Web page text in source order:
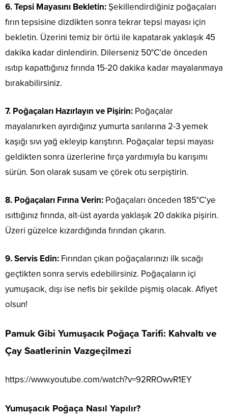
6. Tepsi Mayasını Bekletin:Şekillendirdiğiniz poğaçaları
fırın tepsisine dizdikten sonra tekrar tepsi mayası için
bekletin. Üzerini temiz bir örtü ile kapatarak yaklaşık 45
dakika kadar dinlendirin. Dilerseniz 50°C’de önceden
ısıtıp kapattığınız fırında 15-20 dakika kadar mayalanmaya
bırakabilirsiniz.
7. Poğaçaları Hazırlayın ve Pişirin: Poğaçalar
mayalanırken ayırdığınız yumurta sarılarına 2-3 yemek
kaşığı sıvı yağ ekleyip karıştırın. Poğaçalar tepsi mayası
geldikten sonra üzerlerine fırça yardımıyla bu karışımı
sürün. Son olarak susam ve çörek otu serpiştirin.
8. Poğaçaları Fırına Verin: Poğaçaları önceden 185°C’ye
ısıttığınız fırında, alt-üst ayarda yaklaşık 20 dakika pişirin.
Üzeri güzelce kızardığında fırından çıkarın.
9. Servis Edin: Fırından çıkan poğaçalarınızı ilk sıcağı
geçtikten sonra servis edebilirsiniz. Poğaçaların içi
yumuşacık, dışı ise nefis bir şekilde pişmiş olacak. Afiyet
olsun!
Pamuk Gibi Yumuşacık Poğaça Tarifi: Kahvaltı ve
Çay Saatlerinin Vazgeçilmezi
https://www.youtube.com/watch?v=92RROwvR1EY
Yumuşacık Poğaça Nasıl Yapılır?